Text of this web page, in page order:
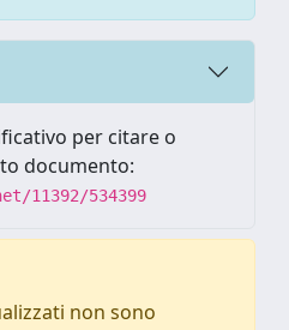
per citare o
documento:
11392/534399
non sono